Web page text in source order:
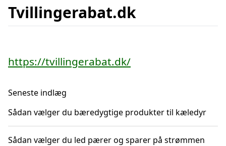
Tvillingerabat.dk
https://tvillingerabat.dk/
Seneste indlæg
Sådan vælger du bæredygtige produkter til kæledyr
Sådan vælger du led pærer og sparer på strømmen